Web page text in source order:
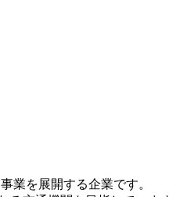
業を展開する企業です。